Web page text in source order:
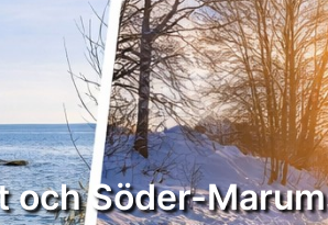
och Söder-